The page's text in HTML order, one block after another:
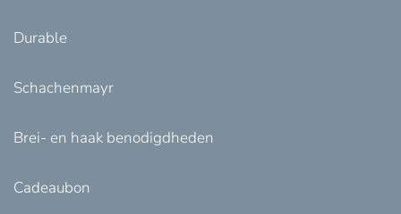
Durable
Schachenmayr
Brei- en haak benodigdheden
Cadeaubon